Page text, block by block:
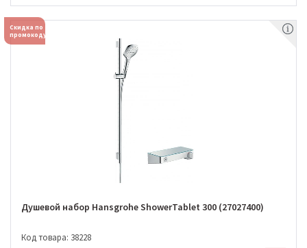
Скидка по
промокоду
Душевой набор Hansgrohe ShowerTablet 300 (27027400)
Код товара: 38228